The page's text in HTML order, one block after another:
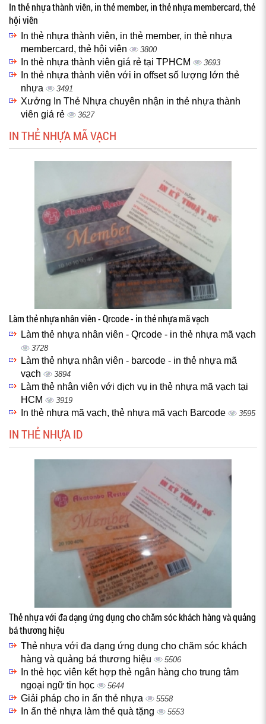
In thẻ nhựa thành viên, in thẻ member, in thẻ nhựa membercard, thẻ
hội viên
In thẻ nhựa thành viên, in thẻ member, in thẻ nhựa
membercard, thẻ hội viên
3800
In thẻ nhựa thành viên giá rẻ tại TPHCM 3693
In thẻ nhựa thành viên với in offset số lượng lớn thẻ
nhựa
3491
Xưởng In Thẻ Nhựa chuyên nhận in thẻ nhựa thành
viên giá rẻ
3627
IN THẺ NHỰA MÃ VẠCH
Làm thẻ nhựa nhân viên - Qrcode - in thẻ nhựa mã vạch
Làm thẻ nhựa nhân viên - Qrcode - in thẻ nhựa mã vạch
3728
Làm thẻ nhựa nhân viên - barcode - in thẻ nhựa mã
vạch
3894
Làm thẻ nhân viên với dịch vụ in thẻ nhựa mã vạch tại
HCM
3919
In thẻ nhựa mã vạch, thẻ nhựa mã vạch Barcode 3595
IN THẺ NHỰA ID
Thẻ nhựa với đa dạng ứng dụng cho chăm sóc khách hàng và quảng
bá thương hiệu
Thẻ nhựa với đa dạng ứng dụng cho chăm sóc khách
hàng và quảng bá thương hiệu
5506
In thẻ học viên kết hợp thẻ ngân hàng cho trung tâm
ngoại ngữ tin học
5644
Giải pháp cho in ấn thẻ nhựa 5558
In ấn thẻ nhựa làm thẻ quà tặng 5553